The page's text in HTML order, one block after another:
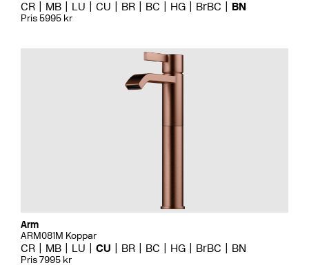
CR MB LU CU BR BC HG BrBC BN
Pris 5995 kr
Arm
ARM081M Koppar
CR MB LU CU BR BC HG BrBC BN
Pris 7995 kr